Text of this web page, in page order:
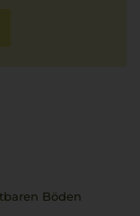
Böden